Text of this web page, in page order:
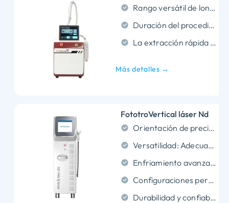
Rango versátil de longitudes de onda
Duración del procedimiento reducido
La extracción rápida e indolora de los tatuajes y la composición permanente de cualquier color
Más detalles →
FototroVertical láser Nd
Orientación de precisión: Proporciona energía precisa al área de tratamiento para obtener resultados seguros y efectivos..
Versatilidad: Adecuado para una variedad de tratamientos, incluido el rejuvenecimiento de la piel., eliminación de pigmentación, y reducción del vello.
Enfriamiento avanzado: Garantiza la comodidad del paciente durante el procedimiento al reducir el calor en la superficie de la piel..
Configuraciones personalizables: Los parámetros ajustables permiten tratamientos personalizados según las necesidades del cliente..
Durabilidad y confiabilidad: Diseñado con materiales de alta calidad para un rendimiento duradero en clínicas concurridas.